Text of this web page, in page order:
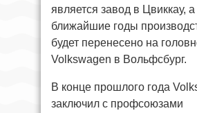
является завод в Цвиккау, а
ближайшие годы
будет перенесено на
Volkswagen в Вольфсбург.
В конце прошлого года
заключил с профсоюзами